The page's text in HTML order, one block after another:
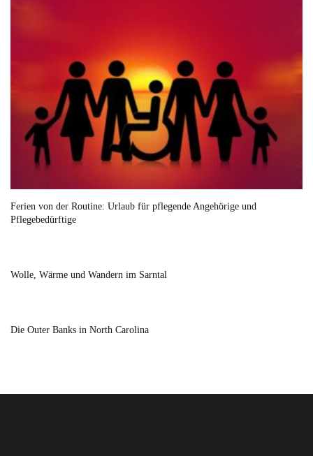
Ferien von der Routine: Urlaub für pflegende Angehörige und
Pflegebedürftige
Wolle, Wärme und Wandern im Sarntal
Die Outer Banks in North Carolina